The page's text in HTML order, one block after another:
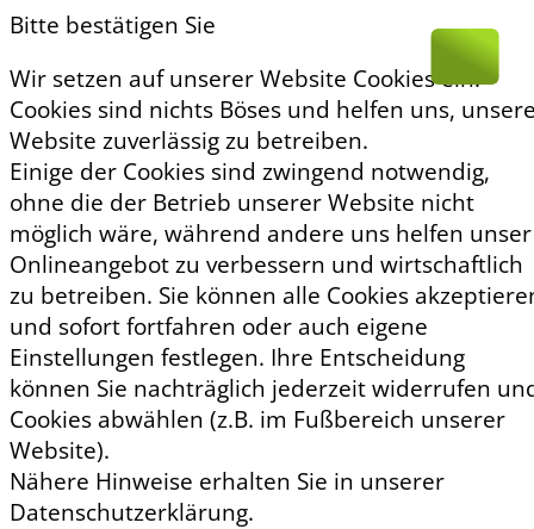
Bitte bestätigen Sie
Wir setzen auf unserer Website Cookies ein.
Cookies sind nichts Böses und helfen uns,
Website zuverlässig zu betreiben.
Einige der Cookies sind zwingend notwendig,
ohne die der Betrieb unserer Website nicht
möglich wäre, während andere uns helfen unser
Onlineangebot zu verbessern und wirtschaftlich
zu betreiben. Sie können alle Cookies
und sofort fortfahren oder auch eigene
Einstellungen festlegen. Ihre Entscheidung
können Sie nachträglich jederzeit widerrufen
Cookies abwählen (z.B. im Fußbereich unserer
Website).
Nähere Hinweise erhalten Sie in unserer
Datenschutzerklärung.